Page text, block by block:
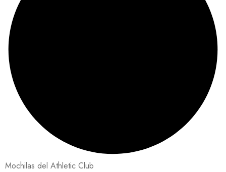
Mochilas del Athletic Club